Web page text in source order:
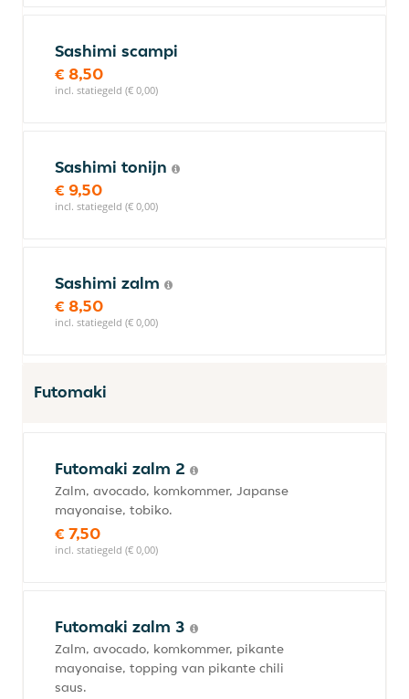
Sashimi scampi
€ 8,50
incl. statiegeld (€ 0,00)
Sashimi tonijn
€ 9,50
incl. statiegeld (€ 0,00)
Sashimi zalm
€ 8,50
incl. statiegeld (€ 0,00)
Futomaki
Futomaki zalm 2
Zalm, avocado, komkommer, Japanse
mayonaise, tobiko.
€ 7,50
incl. statiegeld (€ 0,00)
Futomaki zalm 3
Zalm, avocado, komkommer, pikante
mayonaise, topping van pikante chili
saus.